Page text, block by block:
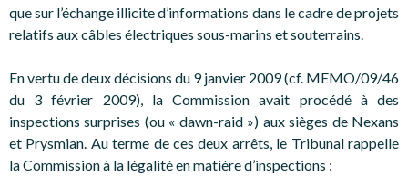
que sur l’échange illicite d’informations dans le cadre de projets
relatifs aux câbles électriques sous-marins et souterrains.
En vertu de deux décisions du 9 janvier 2009 (cf. MEMO/09/46
du 3 février 2009), la Commission avait procédé à des
inspections surprises (ou « dawn-raid ») aux sièges de Nexans
et Prysmian. Au terme de ces deux arrêts, le Tribunal rappelle
la Commission à la légalité en matière d’inspections :